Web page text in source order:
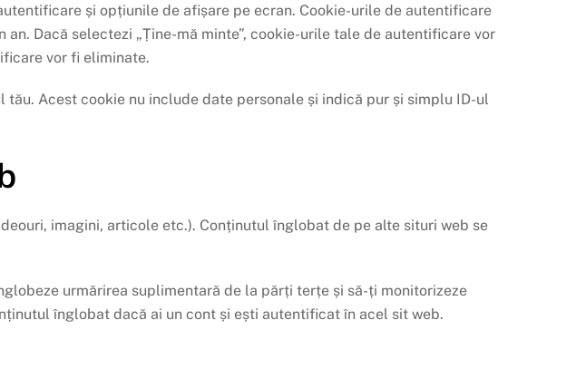
și opțiunile de afișare pe ecran. Cookie-urile de autentificare
Dacă selectezi „Ține-mă minte”, cookie-urile tale de autentificare vor
vor fi eliminate.
Acest cookie nu include date personale și indică pur și simplu ID-ul
imagini, articole etc.). Conținutul înglobat de pe alte situri web se
urmărirea suplimentară de la părți terțe și să-ți monitorizeze
înglobat dacă ai un cont și ești autentificat în acel sit web.